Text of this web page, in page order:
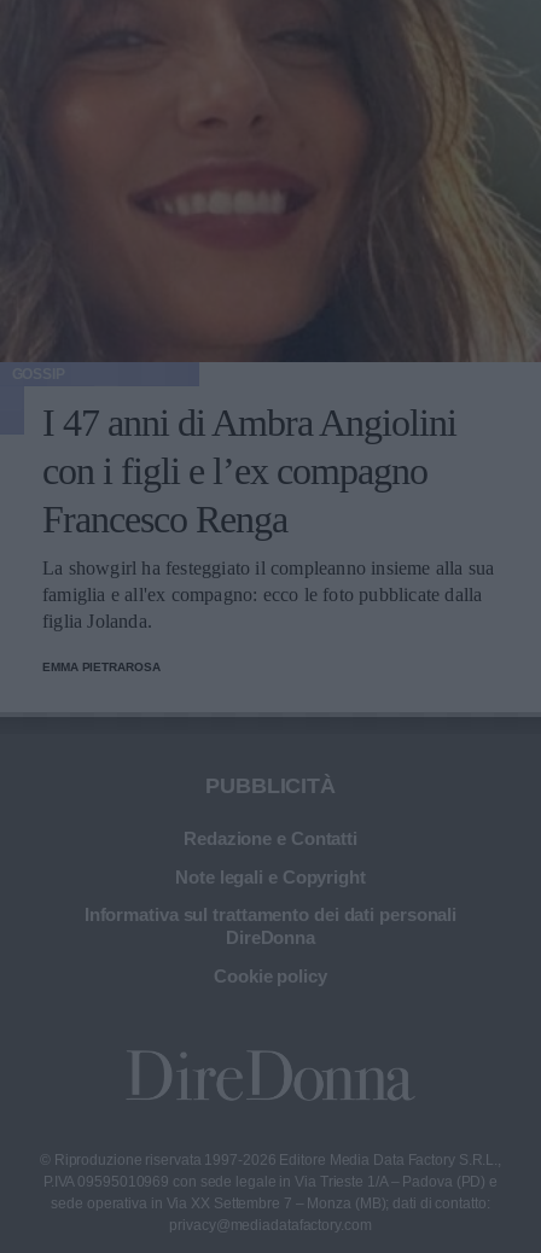
I 47 anni di Ambra Angiolini
con i figli e l’ex compagno
Francesco Renga
La showgirl ha festeggiato il compleanno insieme alla sua
famiglia e all'ex compagno: ecco le foto pubblicate dalla
figlia Jolanda.
EMMA PIETRAROSA
PUBBLICITÀ
Redazione e Contatti
Note legali e Copyright
Informativa sul trattamento dei dati personali
DireDonna
Cookie policy
© Riproduzione riservata 1997-2026 Editore Media Data Factory S.R.L.,
P.IVA 09595010969 con sede legale in Via Trieste 1/A – Padova (PD) e
sede operativa in Via XX Settembre 7 – Monza (MB); dati di contatto:
privacy@mediadatafactory.com